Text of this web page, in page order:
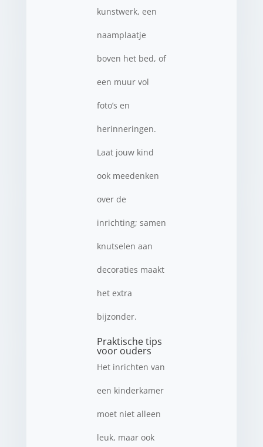
kunstwerk, een
naamplaatje
boven het bed, of
een muur vol
foto’s en
herinneringen.
Laat jouw kind
ook meedenken
over de
inrichting; samen
knutselen aan
decoraties maakt
het extra
bijzonder.
Praktische tips
voor ouders
Het inrichten van
een kinderkamer
moet niet alleen
leuk, maar ook